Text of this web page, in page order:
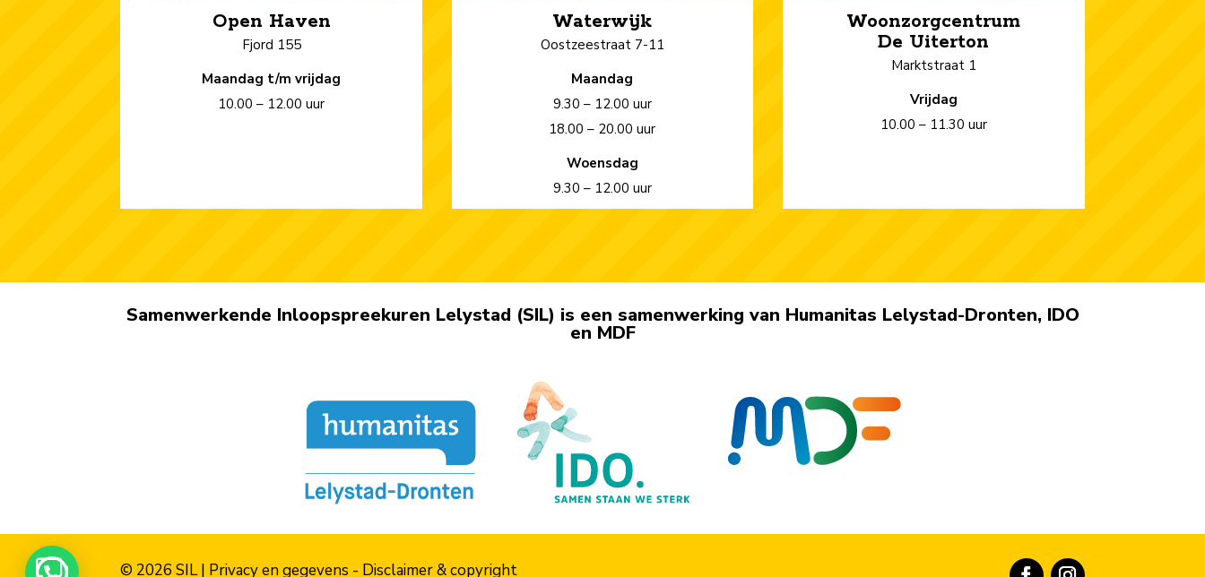
Open Haven
Fjord 155
Maandag t/m vrijdag
10.00 – 12.00 uur
Waterwijk
Oostzeestraat 7-11
Maandag
9.30 – 12.00 uur
18.00 – 20.00 uur
Woensdag
9.30 – 12.00 uur
Woonzorgcentrum
De Uiterton
Marktstraat 1
Vrijdag
10.00 – 11.30 uur
Samenwerkende Inloop­spreekuren Lelystad (SIL) is een samen­werking van Humanitas Lelystad-Dronten, IDO
en MDF
© 2026 SIL | Privacy en gegevens - Disclaimer & copyright